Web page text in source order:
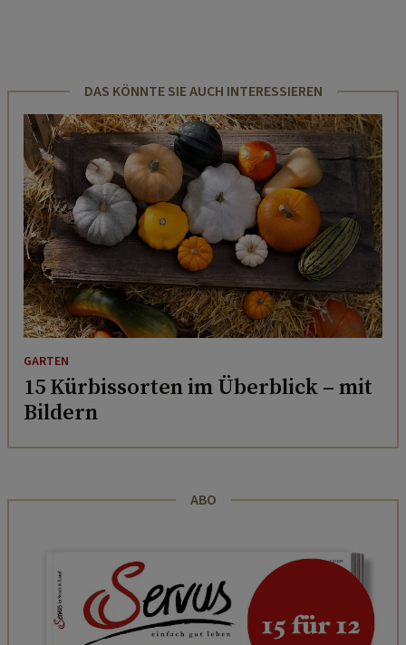
DAS KÖNNTE SIE AUCH INTERESSIEREN
GARTEN
15 Kürbissorten im Überblick – mit
Bildern
ABO